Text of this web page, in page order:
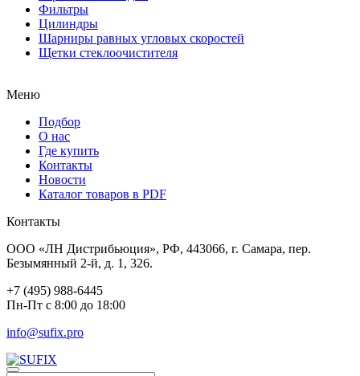
Фильтры
Цилиндры
Шарниры равных угловых скоростей
Щетки стеклоочистителя
Меню
Подбор
О нас
Где купить
Контакты
Новости
Каталог товаров в PDF
Контакты
ООО «ЛН Дистрибьюция», РФ, 443066, г. Самара, пер.
Безымянный 2-й, д. 1, 326.
+7 (495) 988-6445
Пн-Пт с 8:00 до 18:00
info@sufix.pro